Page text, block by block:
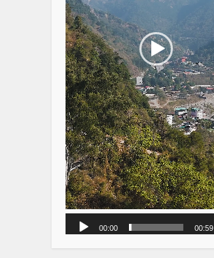
00:00 00:59